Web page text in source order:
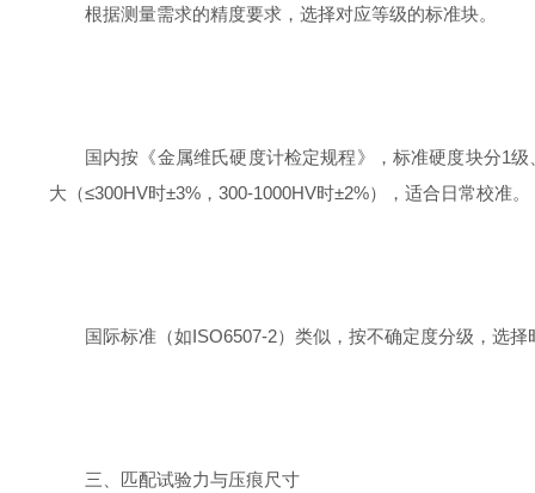
根据测量需求的精度要求，选择对应等级的标准块。
国内按《金属维氏硬度计检定规程》，标准硬度块分1
大（≤300HV时±3%，300-1000HV时±2%），适合日常校准。
国际标准（如ISO6507-2）类似，按不确定度分级，选
三、匹配试验力与压痕尺寸